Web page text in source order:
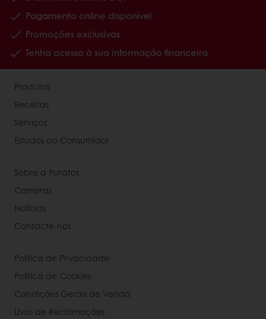
Pagamento online disponível
Promoções exclusivas
Tenha acesso à sua informação financeira
Produtos
Receitas
Serviços
Estudos ao Consumidor
Sobre a Puratos
Carreiras
Notícias
Contacte-nos
Política de Privacidade
Política de Cookies
Condições Gerais de Venda
Livro de Reclamações